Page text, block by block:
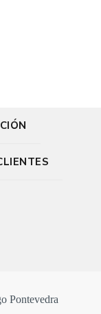
Pontevedra